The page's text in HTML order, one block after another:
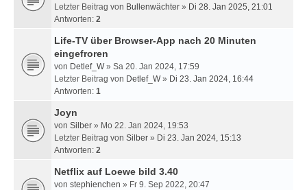
Letzter Beitrag von Bullenwächter » Di 28. Jan 2025, 21:01
Antworten: 2
Life-TV über Browser-App nach 20 Minuten
eingefroren
von Detlef_W» Sa 20. Jan 2024, 17:59
Letzter Beitrag von Detlef_W» Di 23. Jan 2024, 16:44
Antworten: 1
Joyn
von Silber » Mo 22. Jan 2024, 19:53
Letzter Beitrag von Silber » Di 23. Jan 2024, 15:13
Antworten: 2
Netflix auf Loewe bild 3.40
von stephienchen » Fr 9. Sep 2022, 20:47